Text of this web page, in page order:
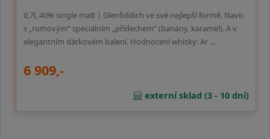
0,7l, 40% single malt | Glenfiddich ve své nejlepší formě. Navíc
s „rumovým“ speciálním „přídechem“ (banány, karamel). A v
elegantním dárkovém balení. Hodnocení whisky: Ar …
6 909,-
externí sklad (3 - 10 dní)